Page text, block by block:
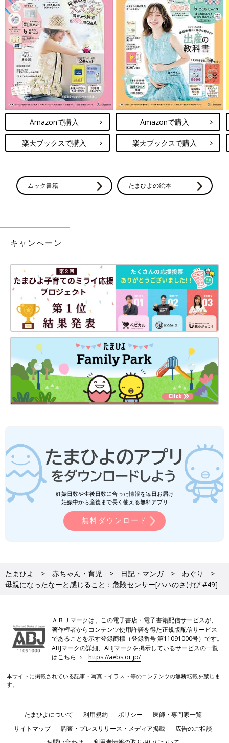
Amazonで購入
楽天ブックスで購入
Amazonで購入
楽天ブックスで購入
ムック書籍 たまひよの絵本
キャンペーン
妊娠日数や生後日数に合った情報を毎日お届け
妊娠中から産後まで長く使える無料アプリ
無料ダウンロード
たまひよ 赤ちゃん・育児 日記・マンガ
わぐり
母親になったなーと感じること：危険センサー[ハハのさけび #49]
ＡＢＪマークは、この電子書店・電子書籍配信サービスが、
著作権者からコンテンツ使用許諾を得た正規版配信サービス
であることを示す登録商標（登録番号 第11091000号）です。
ABJマークの詳細、ABJマークを掲示しているサービスの一覧
はこちら→https://aebs.or.jp/
本サイトに掲載されている記事・写真・イラスト等のコンテンツの無断転載を禁じま
す。
たまひよについて 利用規約 ポリシー
医師・専門家一覧
サイトマップ
調査・プレスリリース・メディア掲載
広告のご相談